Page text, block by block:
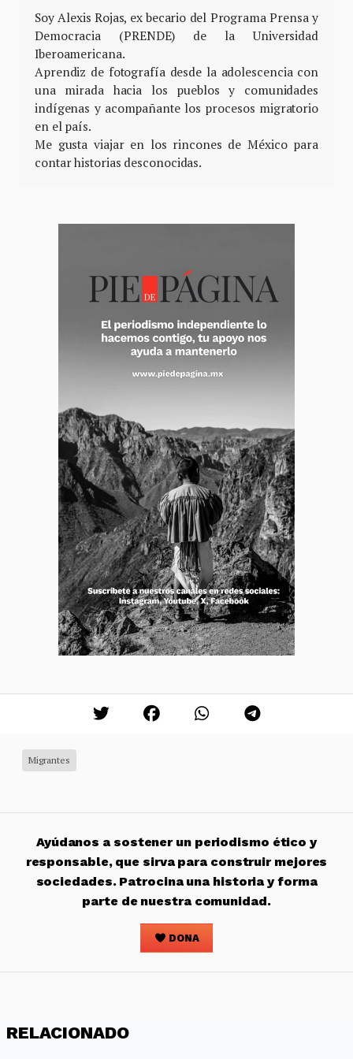
Soy Alexis Rojas, ex becario del Programa Prensa y
Democracia (PRENDE) de la Universidad
Iberoamericana.
Aprendiz de fotografía desde la adolescencia con
una mirada hacia los pueblos y comunidades
indígenas y acompañante los procesos migratorio
en el país.
Me gusta viajar en los rincones de México para
contar historias desconocidas.
Migrantes
Ayúdanos a sostener un periodismo ético y
responsable, que sirva para construir mejores
sociedades. Patrocina una historia y forma
parte de nuestra comunidad.
DONA
RELACIONADO